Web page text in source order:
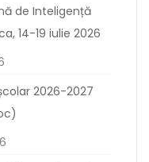
de Inteligență
14-19 iulie 2026
2026-2027